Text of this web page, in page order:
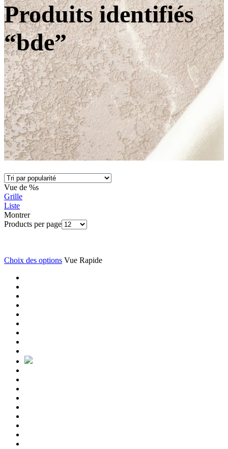
Produits identifiés
“bde”
Vue de %s
Grille
Liste
Montrer
Products per page
Choix des options Vue Rapide